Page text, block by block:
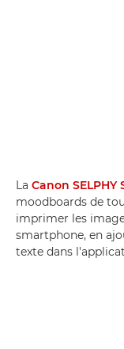
La Canon SELPHY
moodboards de
imprimer les
smartphone, en
texte dans